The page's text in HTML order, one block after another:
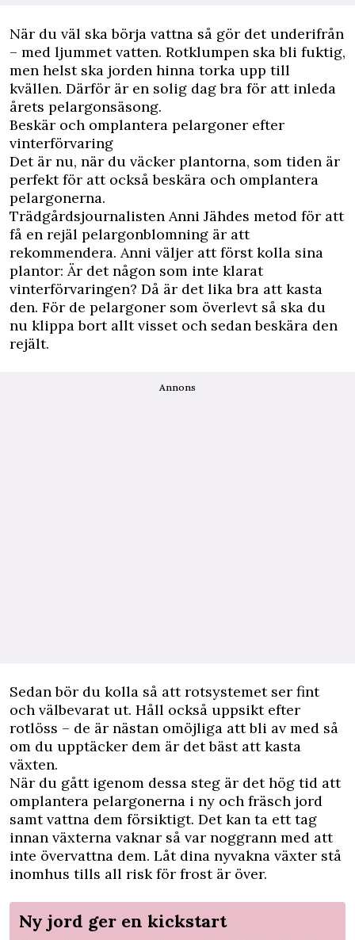
När du väl ska börja vattna så gör det underifrån
– med ljummet vatten. Rotklumpen ska bli fuktig,
men helst ska jorden hinna torka upp till
kvällen. Därför är en solig dag bra för att inleda
årets pelargonsäsong.
Beskär och omplantera pelargoner efter
vinterförvaring
Det är nu, när du väcker plantorna, som tiden är
perfekt för att också beskära och omplantera
pelargonerna.
Trädgårdsjournalisten Anni Jähdes metod för att
få en rejäl pelargonblomning är att
rekommendera. Anni väljer att först kolla sina
plantor: Är det någon som inte klarat
vinterförvaringen? Då är det lika bra att kasta
den. För de pelargoner som överlevt så ska du
nu klippa bort allt visset och sedan beskära den
rejält.
Annons
Sedan bör du kolla så att rotsystemet ser fint
och välbevarat ut. Håll också uppsikt efter
rotlöss – de är nästan omöjliga att bli av med så
om du upptäcker dem är det bäst att kasta
växten.
När du gått igenom dessa steg är det hög tid att
omplantera pelargonerna i ny och fräsch jord
samt vattna dem försiktigt. Det kan ta ett tag
innan växterna vaknar så var noggrann med att
inte övervattna dem. Låt dina nyvakna växter stå
inomhus tills all risk för frost är över.
Ny jord ger en kickstart